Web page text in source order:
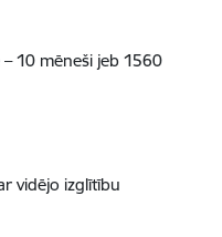
10 mēneši jeb 1560
vidējo izglītību